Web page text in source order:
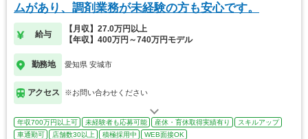
ムがあり、調剤業務が未経験の方も安心です。
給与
【月収】27.0万円以上
【年収】400万円～740万円モデル
勤務地 愛知県 安城市
アクセス ※お問い合わせください
年収700万円以上可 未経験者も応募可能 産休・育休取得実績有り
スキルアップ
車通勤可
店舗数30以上 積極採用中 WEB面接OK